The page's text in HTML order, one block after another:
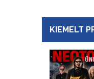
KIEMELT